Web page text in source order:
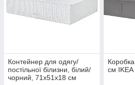
Контейнер для одягу/
постільної білизни, білий/
чорний, 71x51x18 см
см